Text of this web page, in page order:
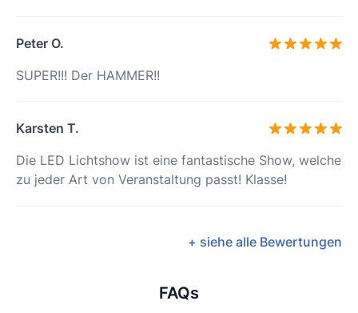
Peter O.
SUPER!!! Der HAMMER!!
Karsten T.
Die LED Lichtshow ist eine fantastische Show, welche
zu jeder Art von Veranstaltung passt! Klasse!
+ siehe alle Bewertungen
FAQs